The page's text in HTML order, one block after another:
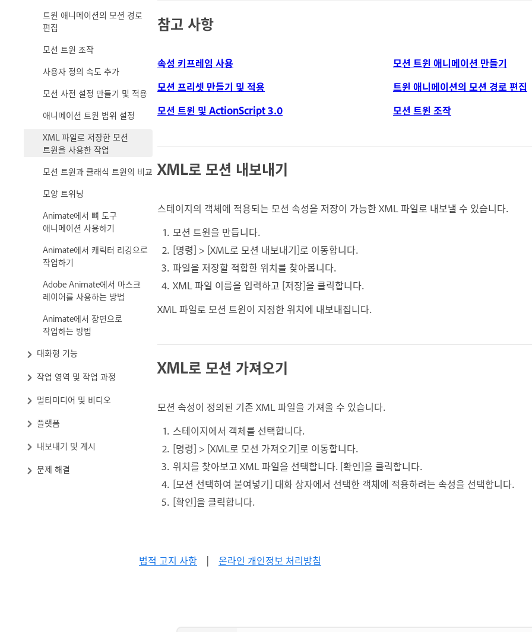
트윈 애니메이션의 모션 경로
편집
모션 트윈 조작
사용자 정의 속도 추가
모션 사전 설정 만들기 및 적용
애니메이션 트윈 범위 설정
XML 파일로 저장한 모션
트윈을 사용한 작업
모션 트윈과 클래식 트윈의 비교
모양 트위닝
Animate에서 뼈 도구
애니메이션 사용하기
Animate에서 캐릭터 리깅으로
작업하기
Adobe Animate에서 마스크
레이어를 사용하는 방법
Animate에서 장면으로
작업하는 방법
대화형 기능
작업 영역 및 작업 과정
멀티미디어 및 비디오
플랫폼
내보내기 및 게시
문제 해결
참고 사항
속성 키프레임 사용
모션 프리셋 만들기 및 적용
모션 트윈 및 ActionScript 3.0
모션 트윈 애니메이션 만들기
트윈 애니메이션의 모션 경로 편집
모션 트윈 조작
XML로 모션 내보내기
스테이지의 객체에 적용되는 모션 속성을 저장이 가능한 XML 파일로 내보낼 수 있습니다.
모션 트윈을 만듭니다.
[명령] > [XML로 모션 내보내기]로 이동합니다.
파일을 저장할 적합한 위치를 찾아봅니다.
XML 파일 이름을 입력하고 [저장]을 클릭합니다.
XML 파일로 모션 트윈이 지정한 위치에 내보내집니다.
XML로 모션 가져오기
모션 속성이 정의된 기존 XML 파일을 가져올 수 있습니다.
스테이지에서 객체를 선택합니다.
[명령] > [XML로 모션 가져오기]로 이동합니다.
위치를 찾아보고 XML 파일을 선택합니다. [확인]을 클릭합니다.
[모션 선택하여 붙여넣기] 대화 상자에서 선택한 객체에 적용하려는 속성을 선택합니다.
[확인]을 클릭합니다.
법적 고지 사항 | 온라인 개인정보 처리방침